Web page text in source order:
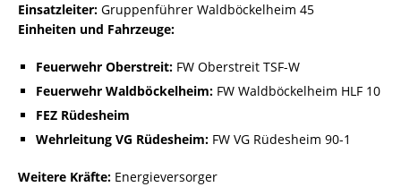
Einsatzleiter: Gruppenführer Waldböckelheim 45
Einheiten und Fahrzeuge:
Feuerwehr Oberstreit: FW Oberstreit TSF-W
Feuerwehr Waldböckelheim: FW Waldböckelheim HLF 10
FEZ Rüdesheim
Wehrleitung VG Rüdesheim: FW VG Rüdesheim 90-1
Weitere Kräfte: Energieversorger